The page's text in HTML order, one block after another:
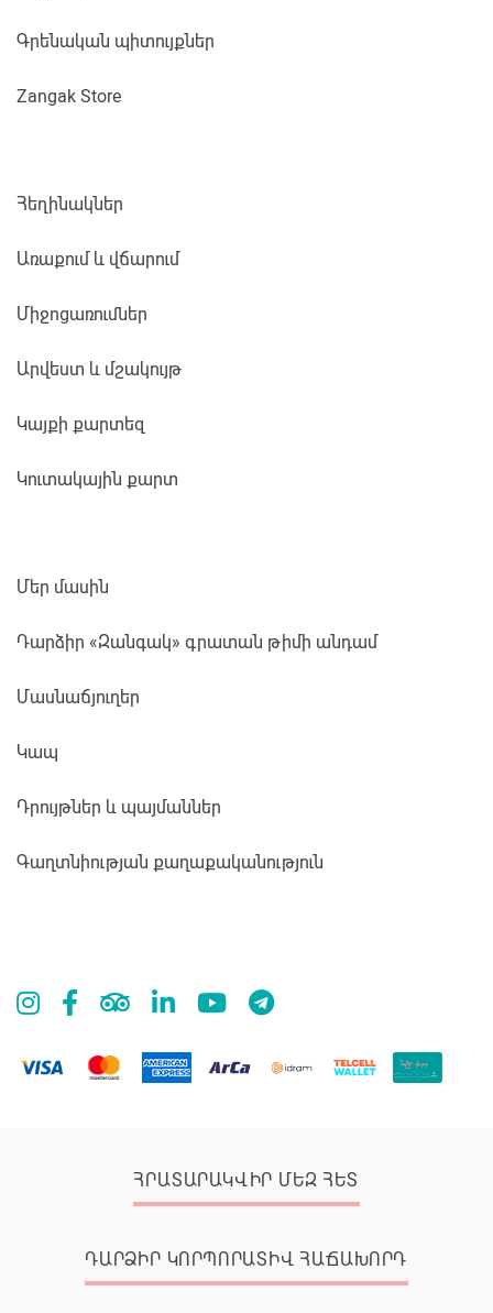
Գրենական պիտույքներ
Zangak Store
Հեղինակներ
Առաքում և վճարում
Միջոցառումներ
Արվեստ և մշակույթ
Կայքի քարտեզ
Կուտակային քարտ
Մեր մասին
Դարձիր «Զանգակ» գրատան թիմի անդամ
Մասնաճյուղեր
Կապ
Դրույթներ և պայմաններ
Գաղտնիության քաղաքականություն
ՀՐԱՏԱՐԱԿՎԻՐ ՄԵԶ ՀԵՏ
ԴԱՐՁԻՐ ԿՈՐՊՈՐԱՏԻՎ ՀԱՃԱԽՈՐԴ